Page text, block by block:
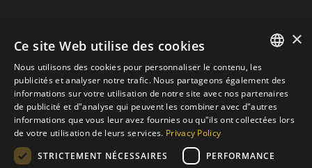
Progetto finanziato
con il POR FESR 2014 - 2020
Regione Veneto
groupe Otlav S.P.A
ENGLISH
SPANISH
FRENCH
×
Ce site Web utilise des cookies
Nous utilisons des cookies pour personnaliser le contenu, les
publicités et analyser notre trafic. Nous partageons également des
informations sur votre utilisation de notre site avec nos partenaires
de publicité et d"analyse qui peuvent les combiner avec d"autres
informations que vous leur avez fournies ou qu"ils ont collectées lors
de votre utilisation de leurs services. Privacy Policy
STRICTEMENT NÉCESSAIRES
PERFORMANCE